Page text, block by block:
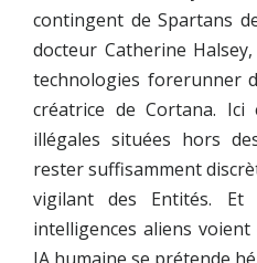
contingent de Spartans
docteur Catherine
technologies forerunner
créatrice de Cortana.
illégales situées hors
rester suffisamment
vigilant des Entités. Et
intelligences aliens voient